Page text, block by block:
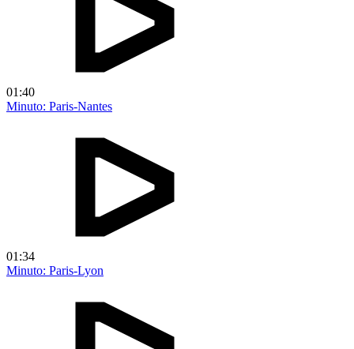
01:40
Minuto: Paris-Nantes
01:34
Minuto: Paris-Lyon